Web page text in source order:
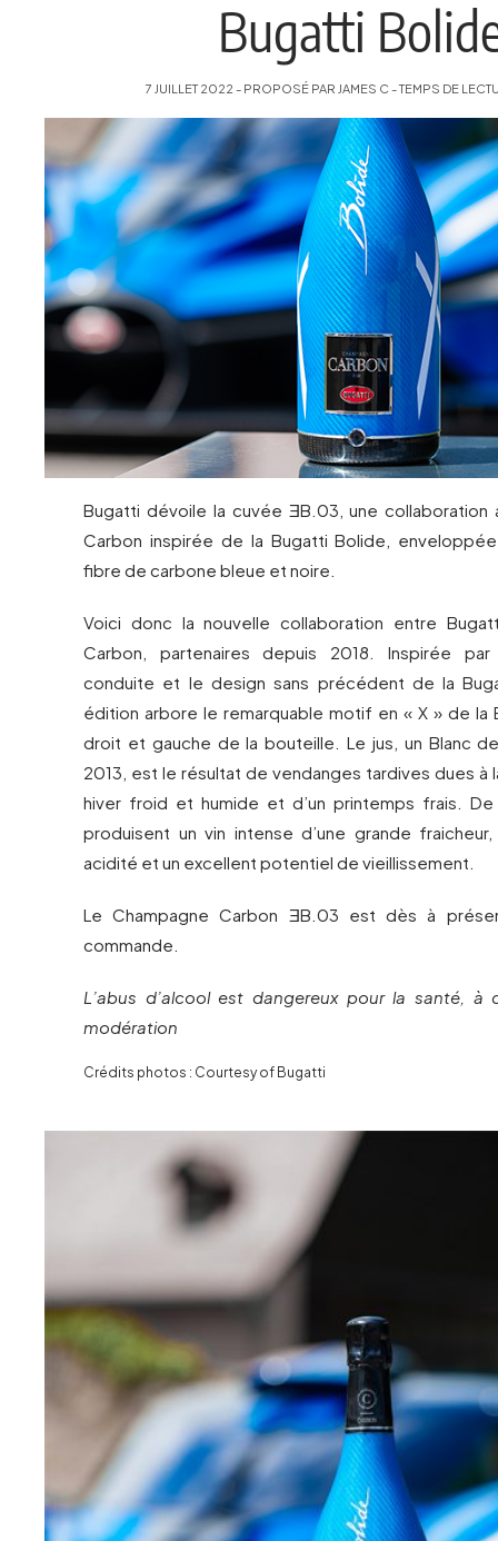
Bugatti
7 JUILLET 2022 - PROPOSÉ PAR JAMES C - TEMPS DE
Bugatti dévoile la cuvée ƎB.03, une collaboration
Carbon inspirée de la Bugatti Bolide,
fibre de carbone bleue et noire.
Voici donc la nouvelle collaboration entre
Carbon, partenaires depuis 2018. Inspirée par
conduite et le design sans précédent de la
édition arbore le remarquable motif en « X » de la
droit et gauche de la bouteille. Le jus, un Blanc
2013, est le résultat de vendanges tardives dues à
hiver froid et humide et d’un printemps frais.
produisent un vin intense d’une grande
acidité et un excellent potentiel de vieillissement.
Le Champagne Carbon ƎB.03 est dès à
commande.
L’abus d’alcool est dangereux pour la santé, à
modération
Crédits photos : Courtesy of Bugatti